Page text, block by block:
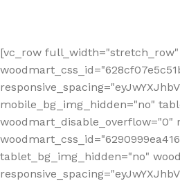
[vc_row
mobile_bg_img_hidden="no"
woodmart_disable_overflow="0"
tablet_bg_img_hidden="no"